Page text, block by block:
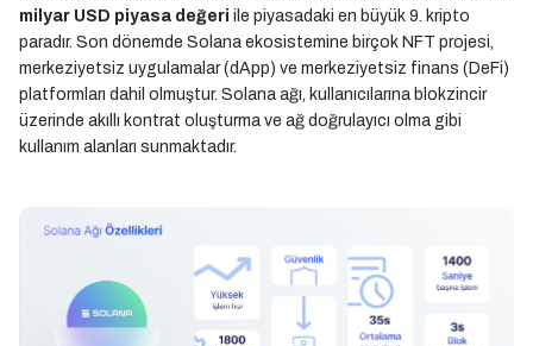
milyar USD piyasa değeri ile piyasadaki en büyük 9. kripto
paradır. Son dönemde Solana ekosistemine birçok NFT projesi,
merkeziyetsiz uygulamalar (dApp) ve merkeziyetsiz finans (DeFi)
platformları dahil olmuştur. Solana ağı, kullanıcılarına blokzincir
üzerinde akıllı kontrat oluşturma ve ağ doğrulayıcı olma gibi
kullanım alanları sunmaktadır.